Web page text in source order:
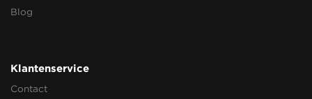
Blog
Klantenservice
Contact